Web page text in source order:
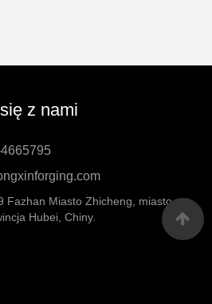
z nami
Fazhan Miasto Zhicheng, miasto
Hubei, Chiny.